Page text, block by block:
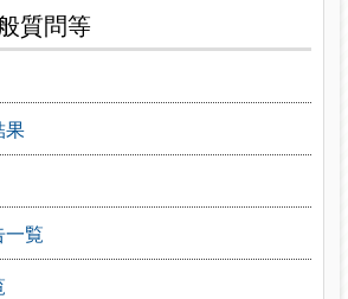
質問等
果
一覧